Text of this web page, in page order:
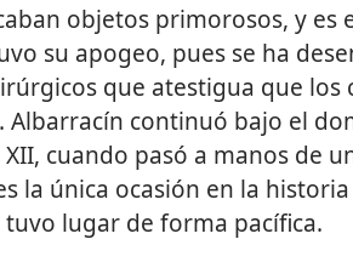
objetos primorosos, y es
su apogeo, pues se ha
que atestigua que los
Albarracín continuó bajo el
cuando pasó a manos de
la única ocasión en la
lugar de forma pacífica.